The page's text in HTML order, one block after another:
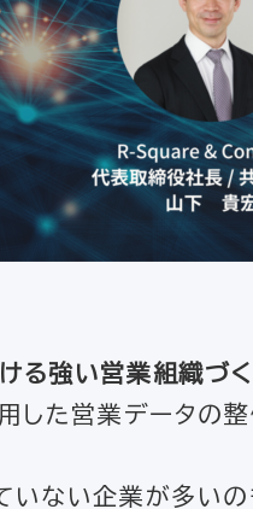
る強い営業組織づ
した営業データの
ない企業が多いの